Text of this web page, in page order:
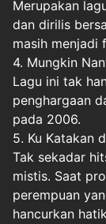
Merupakan
dan dirilis
masih menjadi
4. Mungkin
Lagu ini tak
penghargaan
pada 2006.
5. Ku Katakan
Tak sekadar
mistis. Saat
perempuan
hancurkan